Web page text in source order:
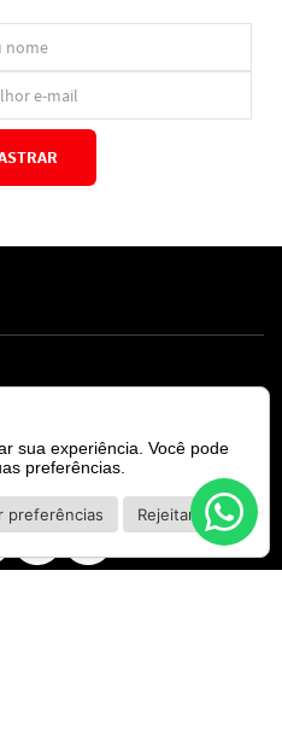
Loja Física
sua experiência. Você pode
preferências.
preferências Rejeitar